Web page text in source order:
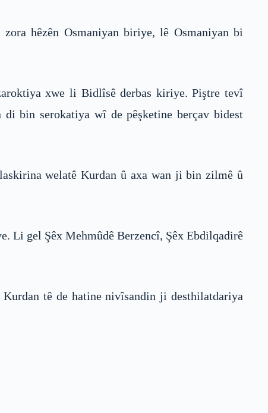
hêzên Osmaniyan biriye, lê Osmaniyan bi
xwe li Bidlîsê derbas kiriye. Piştre tevî
bin serokatiya wî de pêşketine berçav bidest
welatê Kurdan û axa wan ji bin zilmê û
Li gel Şêx Mehmûdê Berzencî, Şêx Ebdilqadirê
tê de hatine nivîsandin ji desthilatdariya